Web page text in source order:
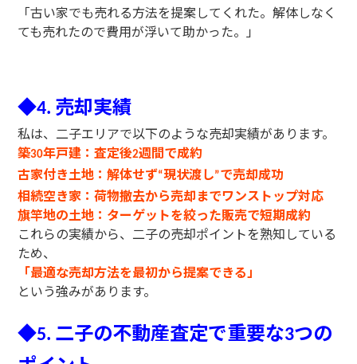
「古い家でも売れる方法を提案してくれた。解体しなく
ても売れたので費用が浮いて助かった。」
◆4. 売却実績
私は、二子エリアで以下のような売却実績があります。
築30年戸建：査定後2週間で成約
古家付き土地：解体せず“現状渡し”で売却成功
相続空き家：荷物撤去から売却までワンストップ対応
旗竿地の土地：ターゲットを絞った販売で短期成約
これらの実績から、二子の売却ポイントを熟知している
ため、
「最適な売却方法を最初から提案できる」
という強みがあります。
◆5. 二子の不動産査定で重要な3つの